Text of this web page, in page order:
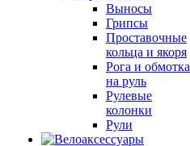
Выносы
Грипсы
Проставочные
кольца и якоря
Рога и обмотка
на руль
Рулевые
колонки
Рули